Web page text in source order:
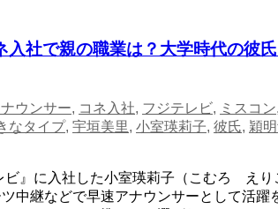
入社で親の職業は？大学時代の彼
ウンサー, コネ入社, フジテレビ, ミスコン,
なタイプ, 宇垣美里, 小室瑛莉子, 彼氏, 穎
ビ』に入社した小室瑛莉子（こむろ えり
中継などで早速アナウンサーとして活躍